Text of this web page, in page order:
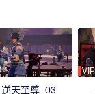
并诅咒其万世轮
最疼爱的徒儿灵霞天
后一世转生到了谭云
之人需要受到生死刺
并被殴打，在将死
鸿蒙神胎，逆天改
逆天至尊_03
VIP